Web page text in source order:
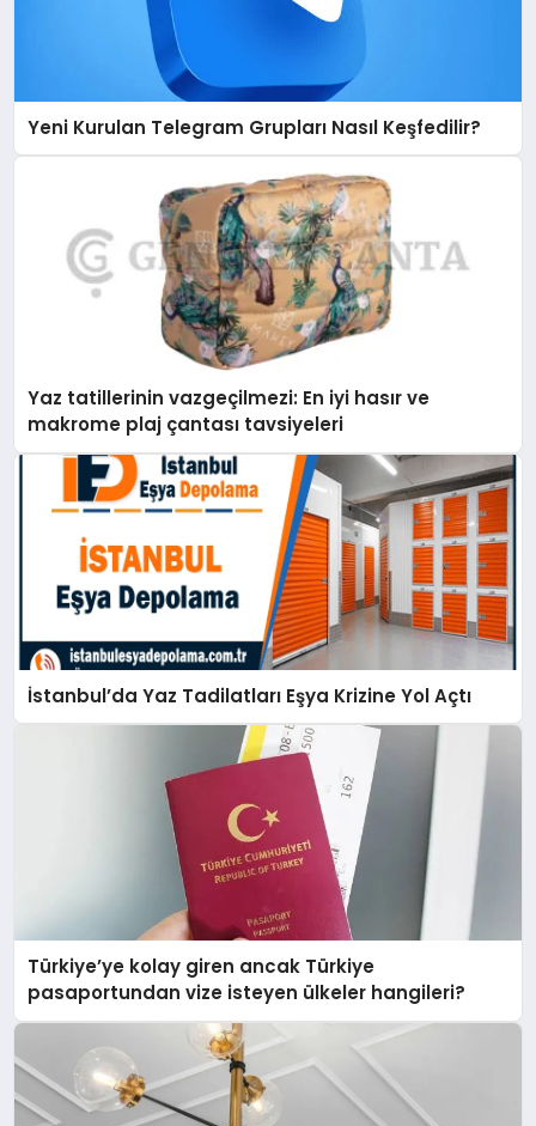
Yeni Kurulan Telegram Grupları Nasıl Keşfedilir?
Yaz tatillerinin vazgeçilmezi: En iyi hasır ve
makrome plaj çantası tavsiyeleri
İstanbul’da Yaz Tadilatları Eşya Krizine Yol Açtı
Türkiye’ye kolay giren ancak Türkiye
pasaportundan vize isteyen ülkeler hangileri?